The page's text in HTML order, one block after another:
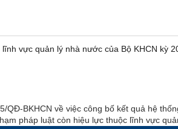
vực quản lý nhà nước của Bộ KHCN kỳ
BKHCN về việc công bố kết quả hệ
pháp luật còn hiệu lực thuộc lĩnh vực